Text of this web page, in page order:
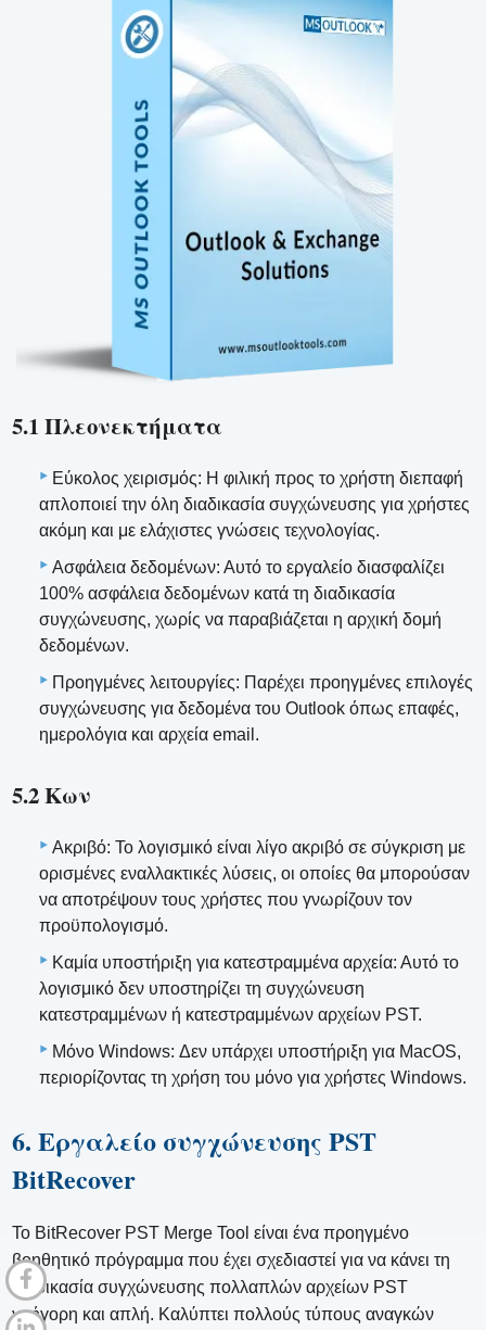
5.1 Πλεονεκτήματα
Εύκολος χειρισμός: Η φιλική προς το χρήστη διεπαφή
απλοποιεί την όλη διαδικασία συγχώνευσης για χρήστες
ακόμη και με ελάχιστες γνώσεις τεχνολογίας.
Ασφάλεια δεδομένων: Αυτό το εργαλείο διασφαλίζει
100% ασφάλεια δεδομένων κατά τη διαδικασία
συγχώνευσης, χωρίς να παραβιάζεται η αρχική δομή
δεδομένων.
Προηγμένες λειτουργίες: Παρέχει προηγμένες επιλογές
συγχώνευσης για δεδομένα του Outlook όπως επαφές,
ημερολόγια και αρχεία email.
5.2 Κων
Ακριβό: Το λογισμικό είναι λίγο ακριβό σε σύγκριση με
ορισμένες εναλλακτικές λύσεις, οι οποίες θα μπορούσαν
να αποτρέψουν τους χρήστες που γνωρίζουν τον
προϋπολογισμό.
Καμία υποστήριξη για κατεστραμμένα αρχεία: Αυτό το
λογισμικό δεν υποστηρίζει τη συγχώνευση
κατεστραμμένων ή κατεστραμμένων αρχείων PST.
Μόνο Windows: Δεν υπάρχει υποστήριξη για MacOS,
περιορίζοντας τη χρήση του μόνο για χρήστες Windows.
6. Εργαλείο συγχώνευσης PST
BitRecover
Το BitRecover PST Merge Tool είναι ένα προηγμένο
βοηθητικό πρόγραμμα που έχει σχεδιαστεί για να κάνει τη
διαδικασία συγχώνευσης πολλαπλών αρχείων PST
γρήγορη και απλή. Καλύπτει πολλούς τύπους αναγκών